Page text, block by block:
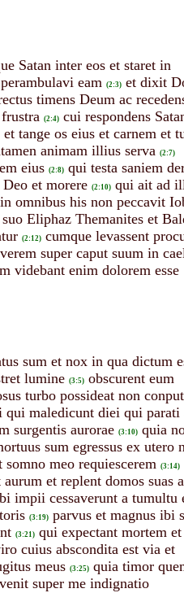
Satan inter eos et staret in
eam (2:3) et dixit
timens Deum ac
(2:4) cui respondens
tange os eius et carnem et
animam illius serva (2:7)
eius (2:8) qui testa saniem
et morere (2:10) qui ait ad
omnibus his non peccavit
Eliphaz Themanites et
(2:12) cumque levassent
super caput suum in
videbant enim dolorem esse
sum et nox in qua dictum
lumine (3:5) obscurent eum
turbo possideat non
qui maledicunt diei qui parati
surgentis aurorae (3:10) quia
sum egressus ex utero
meo requiescerem (3:14)
et replent domos suas
impii cessaverunt a tumultu
(3:19) parvus et magnus ibi
(3:21) qui expectant mortem
cuius abscondita est via et
meus (3:25) quia timor
super me indignatio